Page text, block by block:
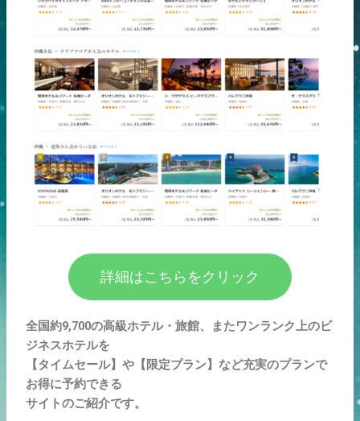
詳細はこちらをクリック
全国約9,700の高級ホテル・旅館、またワンランク上のビ
ジネスホテルを
【タイムセール】や【限定プラン】など充実のプランで
お得に予約できる
サイトのご紹介です。